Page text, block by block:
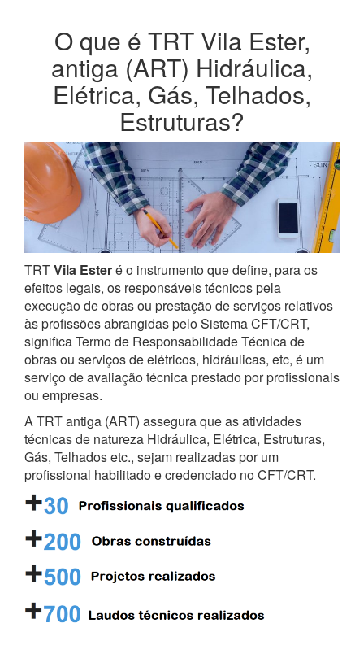
O que é TRT Vila Ester,
antiga (ART) Hidráulica,
Elétrica, Gás, Telhados,
Estruturas?
TRTVila Esteré o instrumento que define, para os
efeitos legais, os responsáveis técnicos pela
execução de obras ou prestação de serviços relativos
às profissões abrangidas pelo Sistema CFT/CRT,
significa Termo de Responsabilidade Técnica de
obras ou serviços de elétricos, hidráulicas, etc, é um
serviço de avaliação técnica prestado por profissionais
ou empresas.
A TRT antiga (ART) assegura que as atividades
técnicas de natureza Hidráulica, Elétrica, Estruturas,
Gás, Telhados etc., sejam realizadas por um
profissional habilitado e credenciado no CFT/CRT.